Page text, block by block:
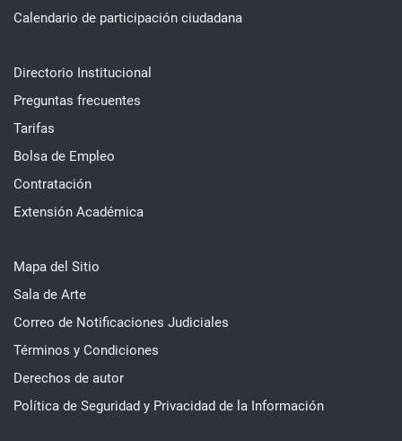
Calendario de participación ciudadana
Directorio Institucional
Preguntas frecuentes
Tarifas
Bolsa de Empleo
Contratación
Extensión Académica
Mapa del Sitio
Sala de Arte
Correo de Notificaciones Judiciales
Términos y Condiciones
Derechos de autor
Política de Seguridad y Privacidad de la Información